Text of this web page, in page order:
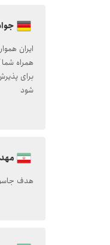
ایران
همراه شما
برای
شود
هدف